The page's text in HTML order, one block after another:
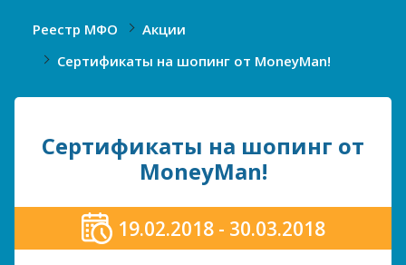
Реестр МФО
Акции
Сертификаты на шопинг от MoneyMan!
Сертификаты на шопинг от
MoneyMan!
19.02.2018 - 30.03.2018